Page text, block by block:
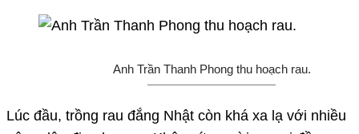
Anh Trần Thanh Phong thu hoạch rau.
Lúc đầu, trồng rau đắng Nhật còn khá xa lạ với nhiều